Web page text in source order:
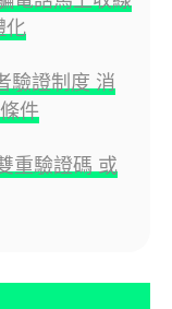
化
驗證制度 消
件
重驗證碼 或